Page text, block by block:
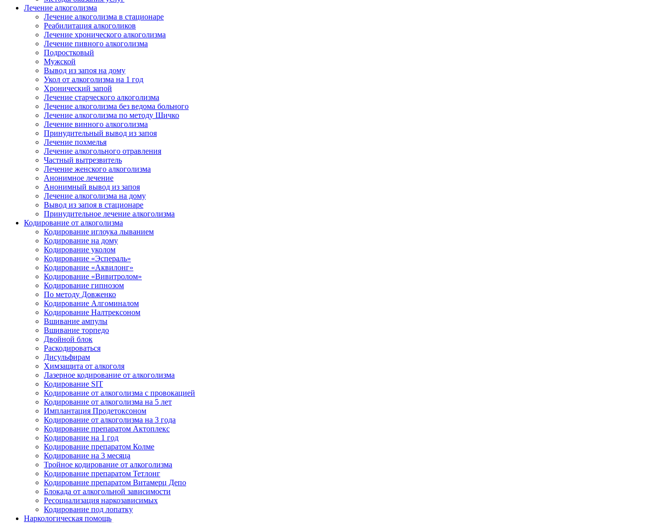
Лечение алкоголизма
Лечение алкоголизма в стационаре
Реабилитация алкоголиков
Лечение хронического алкоголизма
Лечение пивного алкоголизма
Подростковый
Мужской
Вывод из запоя на дому
Укол от алкоголизма на 1 год
Хронический запой
Лечение старческого алкоголизма
Лечение алкоголизма без ведома больного
Лечение алкоголизма по методу Шичко
Лечение винного алкоголизма
Принудительный вывод из запоя
Лечение похмелья
Лечение алкогольного отравления
Частный вытрезвитель
Лечение женского алкоголизма
Анонимное лечение
Анонимный вывод из запоя
Лечение алкоголизма на дому
Вывод из запоя в стационаре
Принудительное лечение алкоголизма
Кодирование от алкоголизма
Кодирование иглоука лыванием
Кодирование на дому
Кодирование уколом
Кодирование «Эспераль»
Кодирование «Аквилонг»
Кодирование «Вивитролом»
Кодирование гипнозом
По методу Довженко
Кодирование Алгоминалом
Кодирование Налтрексоном
Вшивание ампулы
Вшивание торпедо
Двойной блок
Раскодироваться
Дисульфирам
Химзащита от алкоголя
Лазерное кодирование от алкоголизма
Кодирование SIT
Кодирование от алкоголизма с провокацией
Кодирование от алкоголизма на 5 лет
Имплантация Продетоксоном
Кодирование от алкоголизма на 3 года
Кодирование препаратом Актоплекс
Кодирование на 1 год
Кодирование препаратом Колме
Кодирование на 3 месяца
Тройное кодирование от алкоголизма
Кодирование препаратом Тетлонг
Кодирование препаратом Витамерц Депо
Блокада от алкогольной зависимости
Ресоциализация наркозависимых
Кодирование под лопатку
Наркологическая помощь